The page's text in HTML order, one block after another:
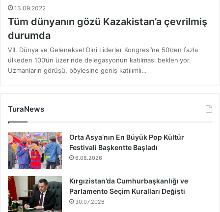
13.09.2022
Tüm dünyanın gözü Kazakistan’a çevrilmiş
durumda
VII. Dünya ve Geleneksel Dini Liderler Kongresi’ne 50’den fazla
ülkeden 100’ün üzerinde delegasyonun katılması bekleniyor.
Uzmanların görüşü, böylesine geniş katılımlı…
TuraNews
Orta Asya’nın En Büyük Pop Kültür
Festivali Başkentte Başladı
6.08.2026
Kırgızistan’da Cumhurbaşkanlığı ve
Parlamento Seçim Kuralları Değişti
30.07.2026